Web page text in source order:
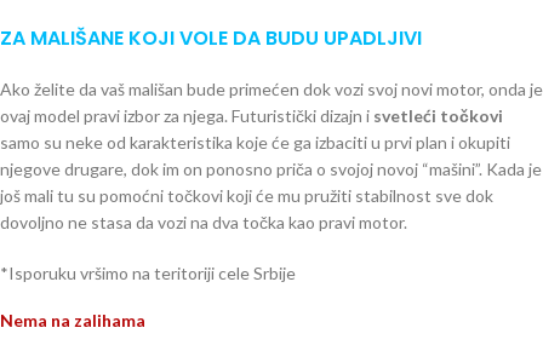
ZA MALIŠANE KOJI VOLE DA BUDU UPADLJIVI
Ako želite da vaš mališan bude primećen dok vozi svoj novi motor, onda je
ovaj model pravi izbor za njega. Futuristički dizajn i svetleći točkovi
samo su neke od karakteristika koje će ga izbaciti u prvi plan i okupiti
njegove drugare, dok im on ponosno priča o svojoj novoj “mašini”. Kada je
još mali tu su pomoćni točkovi koji će mu pružiti stabilnost sve dok
dovoljno ne stasa da vozi na dva točka kao pravi motor.
*Isporuku vršimo na teritoriji cele Srbije
Nema na zalihama